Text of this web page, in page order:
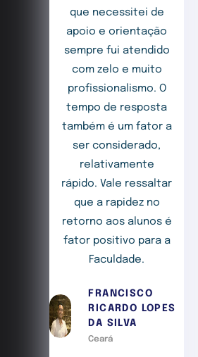
que necessitei de
apoio e orientação
sempre fui atendido
com zelo e muito
profissionalismo. O
tempo de resposta
também é um fator a
ser considerado,
relativamente
rápido. Vale ressaltar
que a rapidez no
retorno aos alunos é
fator positivo para a
Faculdade.
FRANCISCO
RICARDO LOPES
DA SILVA
Ceará